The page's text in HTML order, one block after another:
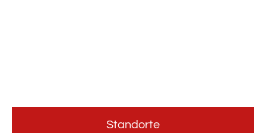
Standorte